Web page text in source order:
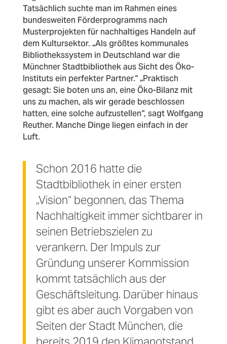
Tatsächlich suchte man im Rahmen eines
bundesweiten Förderprogramms nach
Musterprojekten für nachhaltiges Handeln auf
dem Kultursektor. „Als größtes kommunales
Bibliothekssystem in Deutschland war die
Münchner Stadtbibliothek aus Sicht des Öko-
Instituts ein perfekter Partner.“ „Praktisch
gesagt: Sie boten uns an, eine Öko-Bilanz mit
uns zu machen, als wir gerade beschlossen
hatten, eine solche aufzustellen“, sagt Wolfgang
Reuther. Manche Dinge liegen einfach in der
Luft.
Schon 2016 hatte die
Stadtbibliothek in einer ersten
„Vision“ begonnen, das Thema
Nachhaltigkeit immer sichtbarer in
seinen Betriebszielen zu
verankern. Der Impuls zur
Gründung unserer Kommission
kommt tatsächlich aus der
Geschäftsleitung. Darüber hinaus
gibt es aber auch Vorgaben von
Seiten der Stadt München, die